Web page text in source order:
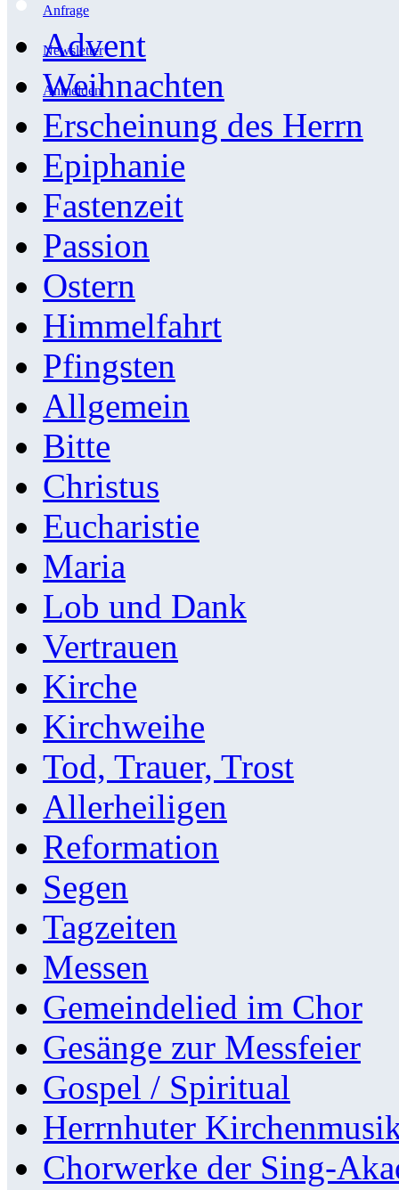
Anfrage
Newsletter
Anmelden
Advent
Weihnachten
Erscheinung des Herrn
Epiphanie
Fastenzeit
Passion
Ostern
Himmelfahrt
Pfingsten
Allgemein
Bitte
Christus
Eucharistie
Maria
Lob und Dank
Vertrauen
Kirche
Kirchweihe
Tod, Trauer, Trost
Allerheiligen
Reformation
Segen
Tagzeiten
Messen
Gemeindelied im Chor
Gesänge zur Messfeier
Gospel / Spiritual
Herrnhuter
Chorwerke der Sing-